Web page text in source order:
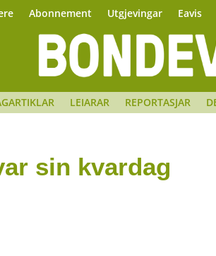
Abonnement Utgjevingar Eavis
LEIARAR REPORTASJAR
sin kvardag